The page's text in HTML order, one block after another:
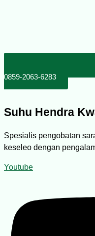
0859-2063-6283
Suhu Hendra
Spesialis pengobatan
keseleo dengan
Youtube